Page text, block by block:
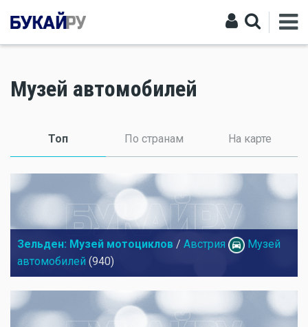
Музей автомобилей
Топ (активная вкладка)
По странам На карте
Зельден: Музей мотоциклов / Австрия
Музей
автомобилей (940)